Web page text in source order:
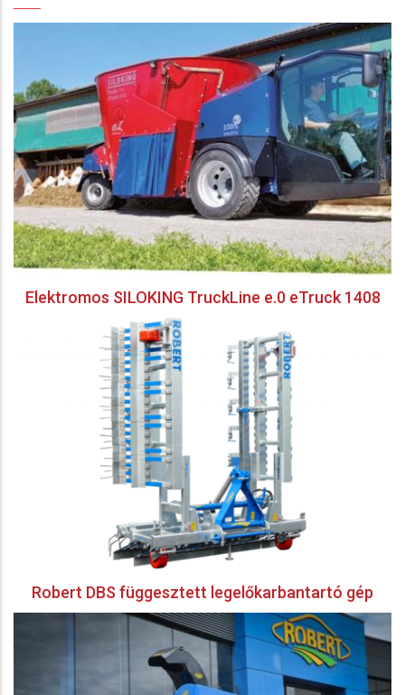
Elektromos SILOKING TruckLine e.0 eTruck 1408
Robert DBS függesztett legelőkarbantartó gép